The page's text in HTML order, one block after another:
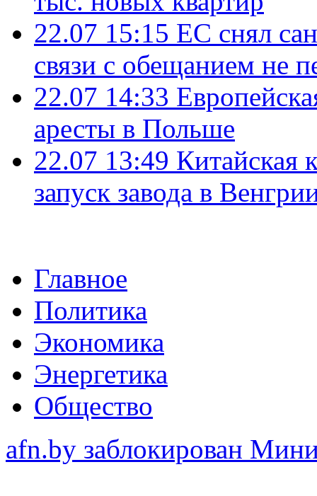
22.07 15:15 ЕС снял
связи с обещанием не
22.07 14:33
аресты в Польше
22.07 13:49 Китайская
запуск завода в
Главное
Политика
Экономика
Энергетика
Общество
afn.by заблокирован